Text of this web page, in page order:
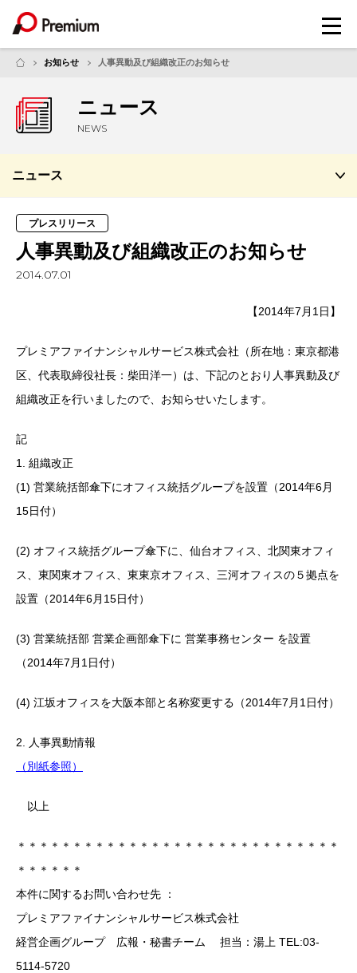
メ
ニ
お知らせ 人事異動及び組織改正のお知らせ
ニュース
NEWS
ニュース
プレスリリース
人事異動及び組織改正のお知らせ
2014.07.01
【2014年7月1日】
プレミアファイナンシャルサービス株式会社（所在地：東京都港
区、代表取締役社長：柴田洋一）は、下記のとおり人事異動及び
組織改正を行いましたので、お知らせいたします。
記
1. 組織改正
(1) 営業統括部傘下にオフィス統括グループを設置（2014年6月
15日付）
(2) オフィス統括グループ傘下に、仙台オフィス、北関東オフィ
ス、東関東オフィス、東東京オフィス、三河オフィスの５拠点を
設置（2014年6月15日付）
(3) 営業統括部 営業企画部傘下に 営業事務センター を設置
（2014年7月1日付）
(4) 江坂オフィスを大阪本部と名称変更する（2014年7月1日付）
2. 人事異動情報
（別紙参照）
以上
＊＊＊＊＊＊＊＊＊＊＊＊＊＊＊＊＊＊＊＊＊＊＊＊＊＊＊＊＊
＊＊＊＊＊＊
本件に関するお問い合わせ先 ：
プレミアファイナンシャルサービス株式会社
経営企画グループ 広報・秘書チーム 担当：湯上 TEL:03-
5114-5720